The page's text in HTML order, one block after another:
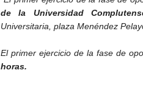
de la Universidad
Universitaria, plaza Menéndez
El primer ejercicio de la fase de
horas.